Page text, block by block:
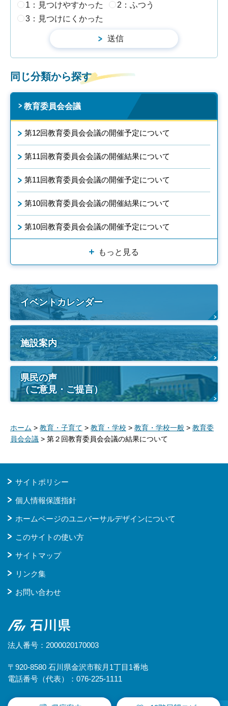
1：見つけやすかった
2：ふつう
3：見つけにくかった
同じ分類から探す
教育委員会会議
第12回教育委員会会議の開催予定について
第11回教育委員会会議の開催結果について
第11回教育委員会会議の開催予定について
第10回教育委員会会議の開催結果について
第10回教育委員会会議の開催予定について
もっと見る
イベントカレンダー
施設案内
県民の声
（ご意見・ご提言）
ホーム > 教育・子育て > 教育・学校 > 教育・学校一般 > 教育委
員会会議 > 第２回教育委員会会議の結果について
サイトポリシー
個人情報保護指針
ホームページのユニバーサルデザインについて
このサイトの使い方
サイトマップ
リンク集
お問い合わせ
石川県
法人番号：2000020170003
〒920-8580 石川県金沢市鞍月1丁目1番地
電話番号（代表）：076-225-1111